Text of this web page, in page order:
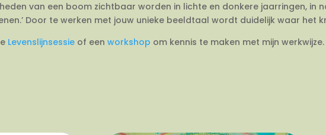
van een boom zichtbaar worden in lichte en donkere jaarringen, in
Door te werken met jouw unieke beeldtaal wordt duidelijk waar het
Levenslijnsessie of eenworkshop om kennis te maken met mijn